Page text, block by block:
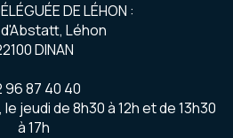
DE LÉHON :
Léhon
DINAN
96 87 40 40
jeudi de 8h30 à 12h et de 13h30
à 17h